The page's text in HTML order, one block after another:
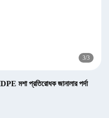
3/3
মশা প্রতিরোধক জানালার পর্দা